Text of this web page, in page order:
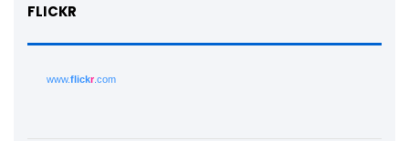
FLICKR
www.flickr.com